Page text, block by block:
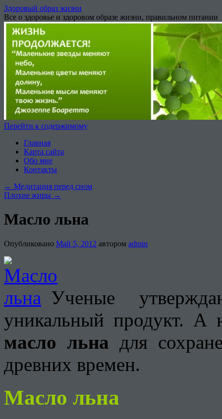
Здоровый образ жизни
Все о здоровье и здоровом образе жизни, правильном питании
Перейти к содержимому
Главная
Карта сайта
Обо мне
Контакты
← Медитация перед сном
Плохие жиры →
Масло льна
Опубликовано Май 5, 2012 автором admin
Ученые
уникальный продукт. А
масло льна для
древних времен.
Масло льна